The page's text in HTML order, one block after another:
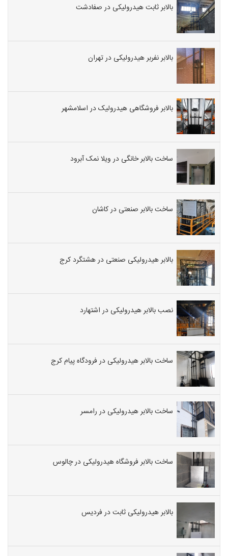
بالابر ثابت هیدرولیکی در صفادشت
بالابر نفربر هیدرولیکی در تهران
بالابر فروشگاهی هیدرولیک در اسلامشهر
ساخت بالابر خانگی در ویلا نمک آبرود
ساخت بالابر صنعتی در کاشان
بالابر هیدرولیکی صنعتی در هشتگرد کرج
نصب بالابر هیدرولیکی در اشتهارد
ساخت بالابر هیدرولیکی در فرودگاه پیام کرج
ساخت بالابر هیدرولیکی در رامسر
ساخت بالابر فروشگاه هیدرولیکی در چالوس
بالابر هیدرولیکی ثابت در فردیس